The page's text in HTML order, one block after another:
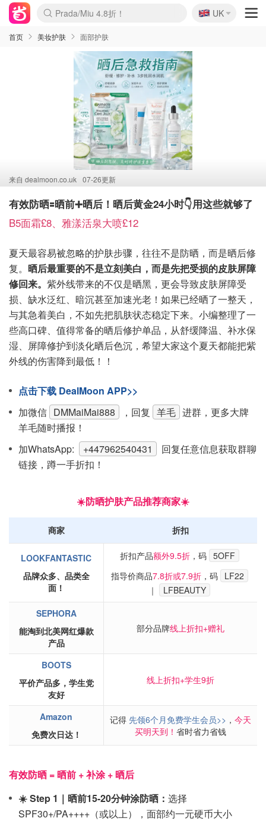
麦卢卡蜂蜜夏促！个位数！
Prada/Miu 4.8折！
啥？必胜客披萨5折！
🇬🇧
UK
首页 美妆护肤 面部护肤
来自 dealmoon.co.uk 07-26更新
有效防晒🟰晒前➕晒后！晒后黄金24小时👇用这些就够了
B5面霜£8、雅漾活泉大喷£12
夏天最容易被忽略的护肤步骤，往往不是防晒，而是晒后修
复。 晒后最重要的不是立刻美白，而是先把受损的皮肤屏障
修回来。 紫外线带来的不仅是晒黑，更会导致皮肤屏障受
损、缺水泛红、暗沉甚至加速光老！如果已经晒了一整天，
与其急着美白，不如先把肌肤状态稳定下来。小编整理了一
些高口碑、值得常备的晒后修护单品，从舒缓降温、补水保
湿、屏障修护到淡化晒后色沉，希望大家这个夏天都能把紫
外线的伤害降到最低！！
点击下载 DealMoon APP>>
加微信 DMMaiMai888 ，回复 羊毛 进群，更多大牌
羊毛随时播报！
加WhatsApp:
+447962540431
回复任意信息获取群聊
链接，蹲一手折扣！
☀️防晒护肤产品推荐商家☀️
商家 折扣
LOOKFANTASTIC
品牌众多、品类全
面！
折扣产品额外9.5折，码 5OFF
指导价商品7.8折或7.9折，码
LF22
｜
LFBEAUTY
SEPHORA
能淘到北美网红爆款
产品
部分品牌线上折扣+赠礼
BOOTS
平价产品多，学生党
友好
线上折扣+学生9折
Amazon
免费次日达！
记得 先领6个月免费学生会员>> ， 今天
买明天到！ 省时省力省钱
有效防晒 = 晒前 + 补涂 + 晒后
☀️ Step 1｜晒前15-20分钟涂防晒： 选择
SPF30+/PA++++（或以上），面部约一元硬币大小